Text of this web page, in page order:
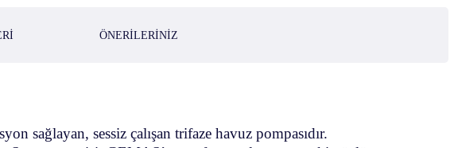
ÖNERILERINIZ
sağlayan, sessiz çalışan trifaze havuz pompasıdır.